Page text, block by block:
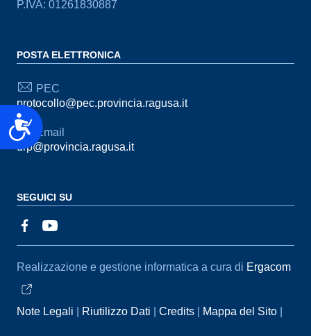
Accessibilità
P.IVA: 01261830887
POSTA ELETTRONICA
PEC
protocollo@pec.provincia.ragusa.it
Email
urp@provincia.ragusa.it
SEGUICI SU
Sezione Link Utili
Realizzazione e gestione informatica a cura di Ergacom
Note Legali Riutilizzo Dati Credits
Mappa del Sito